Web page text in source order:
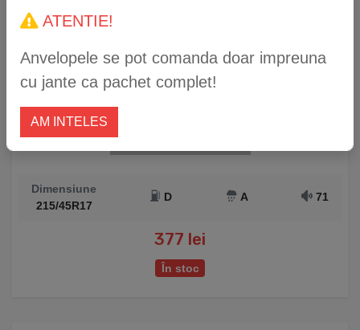
Dimensiune
215/45R17
D A 71
377 lei
În stoc
ATENTIE!
Anvelopele se pot comanda doar impreuna
cu jante ca pachet complet!
AM INTELES